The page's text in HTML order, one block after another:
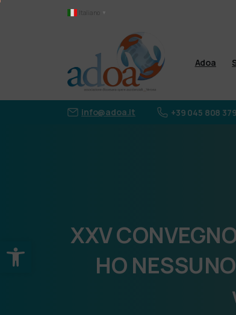
Apri la barra degli
Italiano ▼
Adoa
info@adoa.it +39 045 808
XXV
HO NESSUNO